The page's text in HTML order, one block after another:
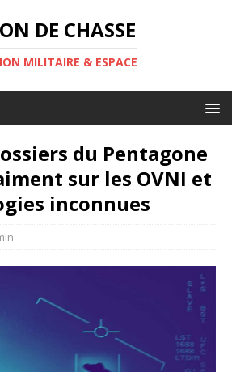
DE CHASSE
MILITAIRE & ESPACE
du Pentagone
sur les OVNI et
inconnues